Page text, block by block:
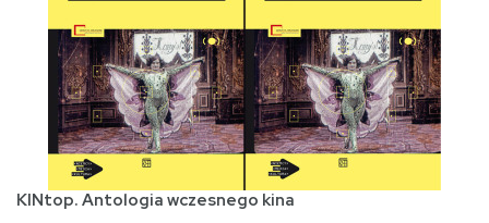
KINtop. Antologia wczesnego kina